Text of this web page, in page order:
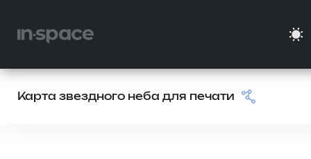
Карта звездного неба для печати